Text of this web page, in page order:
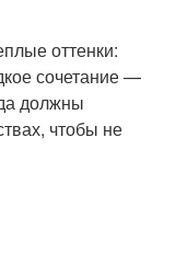
оттенки:
сочетание —
должны
чтобы не